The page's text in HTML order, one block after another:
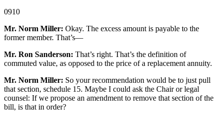
0910
Mr. Norm Miller: Okay. The excess amount is payable to the
former member. That’s—
Mr. Ron Sanderson: That’s right. That’s the definition of
commuted value, as opposed to the price of a replacement annuity.
Mr. Norm Miller: So your recommendation would be to just pull
that section, schedule 15. Maybe I could ask the Chair or legal
counsel: If we propose an amendment to remove that section of the
bill, is that in order?